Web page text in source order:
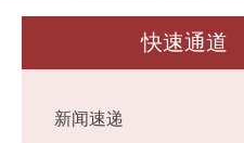
快速通道
新闻速递